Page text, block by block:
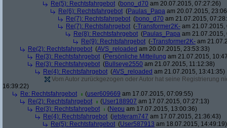
Re(5): Rechtsfahrgebot (bono_d70 am 20.07.2015, 07:27:26)
Re(6): Rechtsfahrgebot (Paulas_Papa am 20.07.2015,
Re(7): Rechtsfahrgebot (bono_d70 am 21.07.2015,
Re(7): Rechtsfahrgebot (-Transformer2K- am 21.07.2015,
Re(8): Rechtsfahrgebot (Paulas_Papa am 21.07.2015,
Re(9): Rechtsfahrgebot (-Transformer2K- am
Re(2): Rechtsfahrgebot (AVS_reloaded am 20.07.2015, 23:53:33)
Re(3): Rechtsfahrgebot (Persönliche Mitteilung am 21.07.2015,
Re(3): Rechtsfahrgebot (Bullseye2550 am 21.07.2015, 11:12:38)
Re(4): Rechtsfahrgebot (AVS_reloaded am 21.07.2015, 13:41:35)
Vom Autor zurückgezogen oder Autor hat seine Registrierung
16:39:22)
Re: Rechtsfahrgebot
(user609669 am 17.07.2015, 07:09:55)
Re(2): Rechtsfahrgebot
(User188907 am 17.07.2015, 07:27:13)
Re(3): Rechtsfahrgebot
(Nepu am 17.07.2015, 13:00:36)
Re(4): Rechtsfahrgebot (jetsteram747 am 17.07.2015, 21:36:43)
Re(5): Rechtsfahrgebot (User587913 am 18.07.2015, 14:49:19)